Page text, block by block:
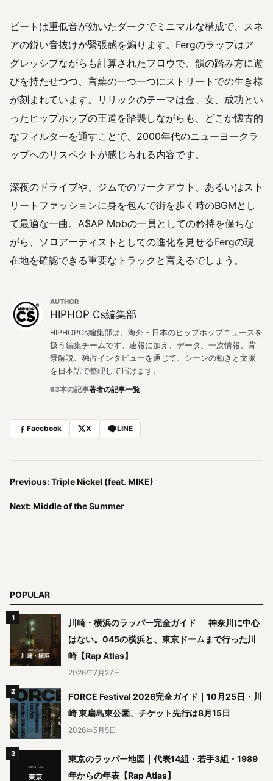
ビートは重低音が効いたダークでミニマルな構成で、スネ
アの鋭い音抜けが緊張感を煽ります。Fergのラップはア
グレッシブながらも計算されたフロウで、韻の踏み方に遊
びを持たせつつ、言葉の一つ一つにストリートでの生き様
が刻まれています。リリックのテーマは金、女、成功とい
ったヒップホップの王道を踏襲しながらも、どこか懐古的
なフィルターを通すことで、2000年代のニューヨークラ
ップへのリスペクトが感じられる内容です。
深夜のドライブや、ジムでのワークアウト、あるいはスト
リートファッションに身を包んで街を歩く時のBGMとし
て最適な一曲。A$AP Mobの一員としての矜持を保ちな
がら、ソロアーティストとしての進化を見せるFergの現
在地を確認できる重要なトラックと言えるでしょう。
AUTHOR
HIPHOP Cs編集部
HIPHOPCs編集部は、海外・日本のヒップホップニュースを
扱う編集チームです。速報に加え、データ、一次情報、背
景解説、独占インタビューを通じて、シーンの動きと文脈
を日本語で整理して届けます。
63本の記事著者の記事一覧
Facebook X LINE
Previous: Triple Nickel (feat. MIKE)
Next: Middle of the Summer
POPULAR
川崎・横浜のラッパー完全ガイド──神奈川に中心
はない。045の横浜と、東京ドームまで行った川
崎【Rap Atlas】
2026年7月27日
FORCE Festival 2026完全ガイド｜10月25日・川
崎 東扇島東公園、チケット先行は8月15日
2026年5月5日
東京のラッパー地図｜代表14組・若手3組・1989
年からの年表【Rap Atlas】